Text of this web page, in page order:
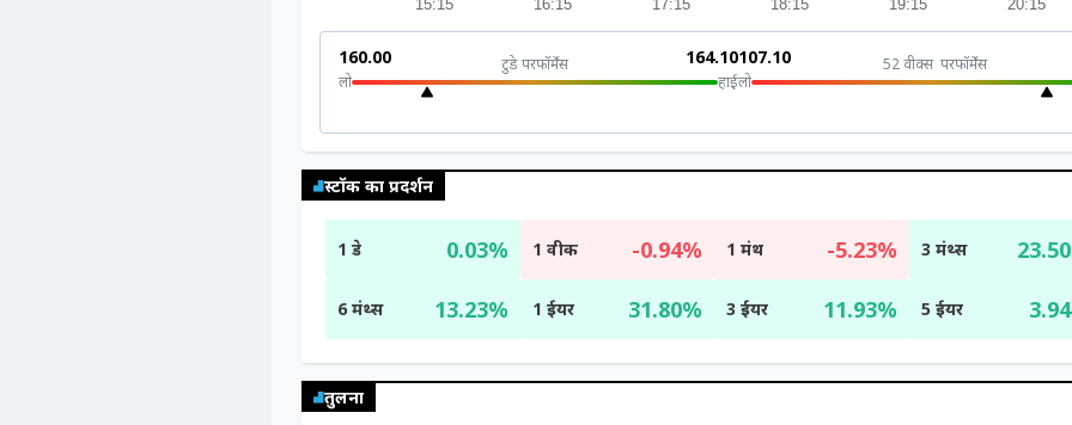
15:15 16:15 17:15 18:15 19:15 20:15
लो
₹160.00
टुडे परफॉर्मेंस
हाई
₹164.10
लो
₹107.10 52 वीक्स परफॉर्मेंस
स्टॉक का प्रदर्शन
1 डे 0.03% 1 वीक -0.94% 1 मंथ -5.23% 3 मंथ्स
6 मंथ्स 13.23% 1 ईयर 31.80% 3 ईयर 11.93% 5 ईयर
तुलना